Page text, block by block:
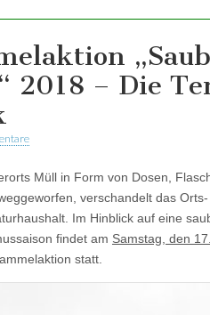
2018 – Die
Müll in Form von Dosen,
verschandelt das
Im Hinblick auf eine
findet am Samstag, den
statt.